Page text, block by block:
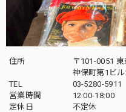
住所
〒101-0051
神保町第1ビ
TEL
03-5280-5911
営業時間
12:00-18:00
定休日
不定休